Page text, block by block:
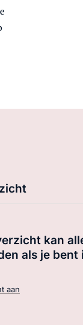
kan
als je bent
aan